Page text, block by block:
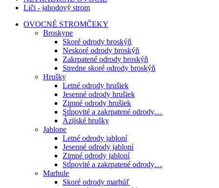
Liči - jahodový strom
OVOCNÉ STROMČEKY
Broskyne
Skoré odrody broskýň
Neskoré odrody broskýň
Zakrpatené odrody broskýň
Stredne skoré odrody broskýň
Hrušky
Letné odrody hrušiek
Jesenné odrody hrušiek
Zimné odrody hrušiek
Stĺpovité a zakrpatené odrody…
Ázijské hrušky
Jablone
Letné odrody jabloní
Jesenné odrody jabloní
Zimné odrody jabloní
Stĺpovité a zakrpatené odrody…
Marhule
Skoré odrody marhúľ